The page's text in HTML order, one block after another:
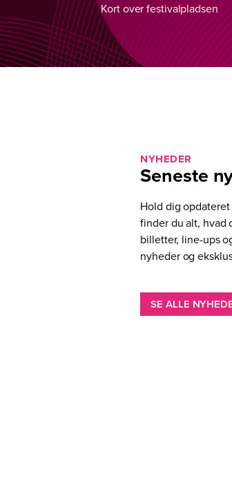
Kort over festivalpladsen
NYHEDER
Seneste
Hold dig
finder du alt, hvad
billetter, line-ups
nyheder og
SE ALLE